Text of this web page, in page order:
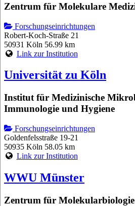
Zentrum für Molekulare
Forschungseinrichtungen
Robert-Koch-Straße 21
50931 Köln 56.99 km
Link zur Institution
Universität zu Köln
Institut für Medizinische
Immunologie und Hygiene
Forschungseinrichtungen
Goldenfelsstraße 19-21
50935 Köln 58.05 km
Link zur Institution
WWU Münster
Zentrum für